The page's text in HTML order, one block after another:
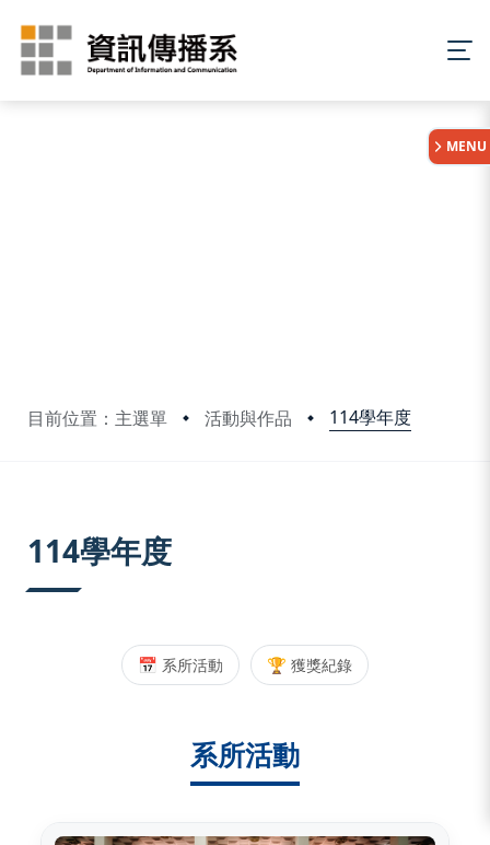
目前位置：主選單 活動與作品 114學年度
MENU
114學年度
📅 系所活動 🏆 獲獎紀錄
系所活動